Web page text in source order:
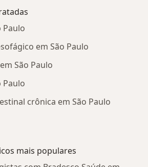
Paulo
em São Paulo
São Paulo
Paulo
crônica em São Paulo
mais populares